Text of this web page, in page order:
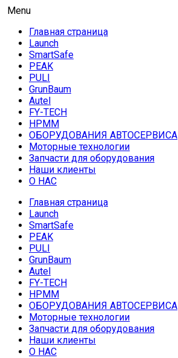
Skip
content
AUTO HOUSE
Launch в Армении,Launch Armenia
Menu
Главная страница
Launch
SmartSafe
PEAK
PULI
GrunBaum
Autel
FY-TECH
HPMM
ОБОРУДОВАНИЯ АВТОСЕРВИСА
Моторные технологии
Запчасти для оборудования
Наши клиенты
О НАС
Главная страница
Launch
SmartSafe
PEAK
PULI
GrunBaum
Autel
FY-TECH
HPMM
ОБОРУДОВАНИЯ АВТОСЕРВИСА
Моторные технологии
Запчасти для оборудования
Наши клиенты
О НАС